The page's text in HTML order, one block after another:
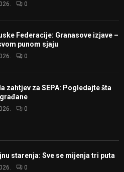
0
Federacije: Granasove izjave –
punom sjaju
0
zahtjev za SEPA: Pogledajte šta
0
starenja: Sve se mijenja tri puta
0